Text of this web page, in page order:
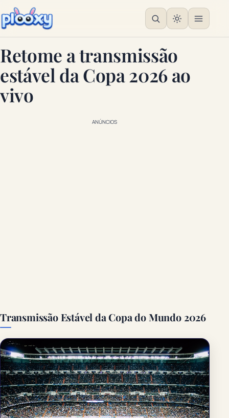
Retome a transmissão
estável da Copa 2026 ao
vivo
ANÚNCIOS
Transmissão Estável da Copa do Mundo 2026